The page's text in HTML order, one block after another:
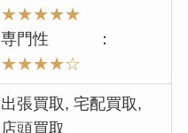
★★★★★
専門性 ：
★★★★☆
出張買取, 宅配買取,
店頭買取